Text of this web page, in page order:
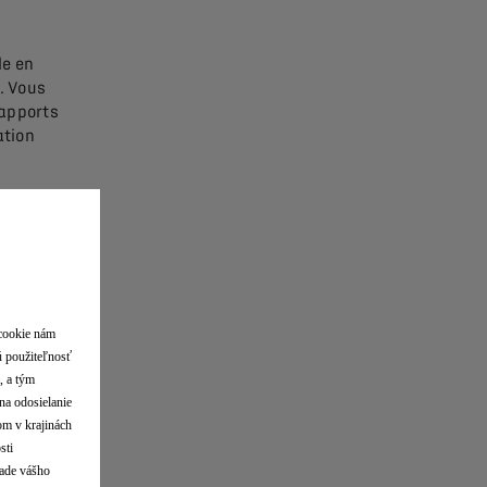
en
Vous
et
nám
použiteľnosť
a tým
odosielanie
v krajinách
vášho